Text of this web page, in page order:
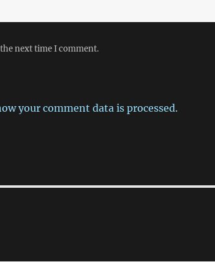
一下放盐。盖上锅盖稍微焖一
洗净切好，蘑菇切成片，切好葱
加盐，盖上锅盖。等要出锅时，
next time I comment.
your comment data is processed.